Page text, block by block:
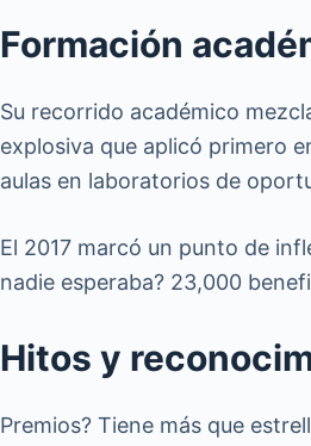
Formación
Su recorrido académico
explosiva que aplicó primero
aulas en laboratorios de
El 2017 marcó un punto de
nadie esperaba? 23,000
Hitos y
Premios? Tiene más que